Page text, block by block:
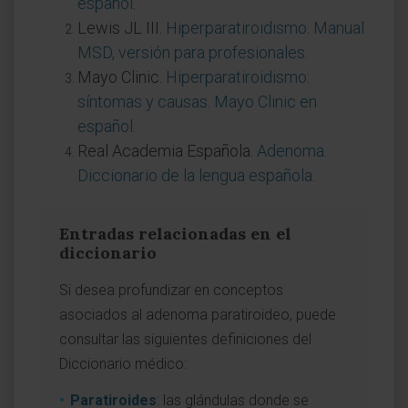
Lewis JL III. Hiperparatiroidismo. Manual
MSD, versión para profesionales
Mayo Clinic. Hiperparatiroidismo:
síntomas y causas. Mayo Clinic en
español
Real Academia Española. Adenoma.
Diccionario de la lengua española
Entradas relacionadas en el
diccionario
Si desea profundizar en conceptos
asociados al adenoma paratiroideo, puede
consultar las siguientes definiciones del
Diccionario médico:
Paratiroides: las glándulas donde se